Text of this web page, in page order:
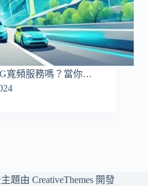
寬頻服務嗎？當你…
主題由 CreativeThemes 開發